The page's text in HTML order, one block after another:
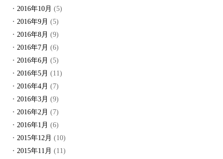
2016年10月 (5)
2016年9月 (5)
2016年8月 (9)
2016年7月 (6)
2016年6月 (5)
2016年5月 (11)
2016年4月 (7)
2016年3月 (9)
2016年2月 (7)
2016年1月 (6)
2015年12月 (10)
2015年11月 (11)